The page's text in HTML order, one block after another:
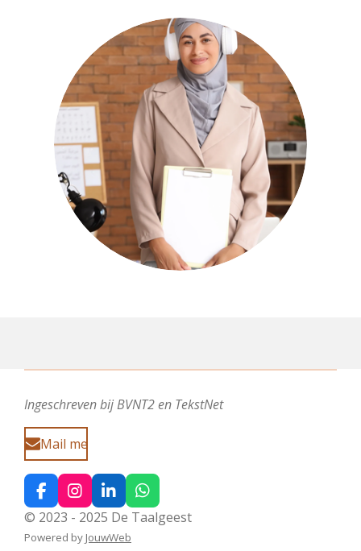
Ingeschreven bij BVNT2 en TekstNet
Mail me
F
a
c
e
I
n
s
t
L
i
n
k
W
h
a
© 2023 - 2025 De Taalgeest
Powered by JouwWeb